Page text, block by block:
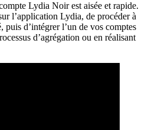
Lydia Noir est aisée et rapide.
l’application Lydia, de procéder à
d’intégrer l’un de vos comptes
d’agrégation ou en réalisant